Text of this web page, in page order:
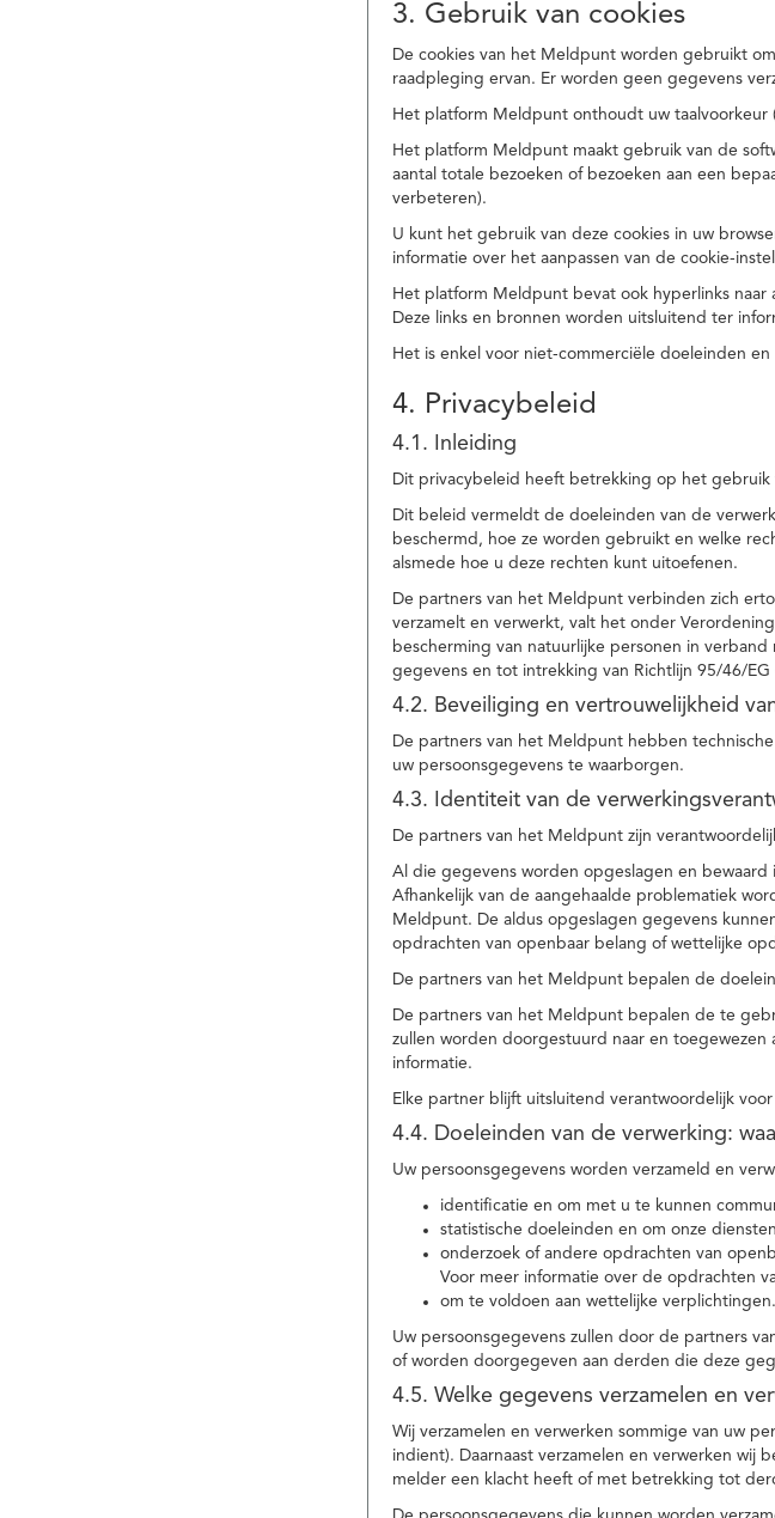
3. Gebruik van cookies
De cookies van het Meldpunt worden gebruikt
raadpleging ervan. Er worden geen gegevens
Het platform Meldpunt onthoudt uw
Het platform Meldpunt maakt gebruik van de
aantal totale bezoeken of bezoeken aan een
verbeteren).
U kunt het gebruik van deze cookies in uw
informatie over het aanpassen van de cookie-
Het platform Meldpunt bevat ook hyperlinks
Deze links en bronnen worden uitsluitend ter
Het is enkel voor niet-commerciële doeleinden
4. Privacybeleid
4.1. Inleiding
Dit privacybeleid heeft betrekking op het
Dit beleid vermeldt de doeleinden van de
beschermd, hoe ze worden gebruikt en welke
alsmede hoe u deze rechten kunt uitoefenen.
De partners van het Meldpunt verbinden zich
verzamelt en verwerkt, valt het onder
bescherming van natuurlijke personen in
gegevens en tot intrekking van Richtlijn 95/46/EG
4.2. Beveiliging en vertrouwelijkheid
De partners van het Meldpunt hebben
uw persoonsgegevens te waarborgen.
4.3. Identiteit van de
De partners van het Meldpunt zijn
Al die gegevens worden opgeslagen en
Afhankelijk van de aangehaalde problematiek
Meldpunt. De aldus opgeslagen gegevens
opdrachten van openbaar belang of wettelijke
De partners van het Meldpunt bepalen de
De partners van het Meldpunt bepalen de te
zullen worden doorgestuurd naar en
informatie.
Elke partner blijft uitsluitend verantwoordelijk
4.4. Doeleinden van de verwerking:
Uw persoonsgegevens worden verzameld en
identificatie en om met u te kunnen
statistische doeleinden en om onze
onderzoek of andere opdrachten van
Voor meer informatie over de opdrachten
om te voldoen aan wettelijke verplichtingen.
Uw persoonsgegevens zullen door de partners
of worden doorgegeven aan derden die deze
4.5. Welke gegevens verzamelen en
Wij verzamelen en verwerken sommige van uw
indient). Daarnaast verzamelen en verwerken
melder een klacht heeft of met betrekking tot